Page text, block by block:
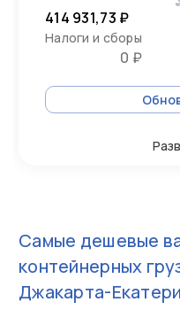
414 931,73 ₽
Налоги и сборы
0 ₽
Самые дешевые
контейнерных
Джакарта-